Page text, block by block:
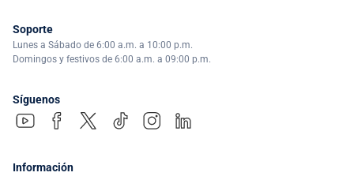
Soporte
Lunes a Sábado de 6:00 a.m. a 10:00 p.m.
Domingos y festivos de 6:00 a.m. a 09:00 p.m.
Síguenos
Información